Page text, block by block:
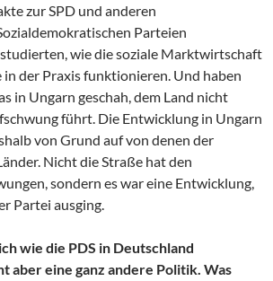
zur SPD und anderen
Parteien
wie die soziale Marktwirtschaft
der Praxis funktionieren. Und haben
in Ungarn geschah, dem Land nicht
führt. Die Entwicklung in Ungarn
von Grund auf von denen der
Nicht die Straße hat den
sondern es war eine Entwicklung,
Partei ausging.
wie die PDS in Deutschland
aber eine ganz andere Politik. Was